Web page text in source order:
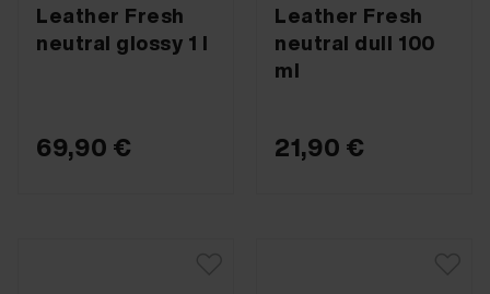
Leather Fresh
neutral glossy 1 l
69,90 €
Leather Fresh
neutral dull 100
ml
21,90 €